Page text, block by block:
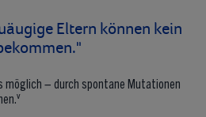
Eltern können kein
möglich – durch spontane Mutationen
v